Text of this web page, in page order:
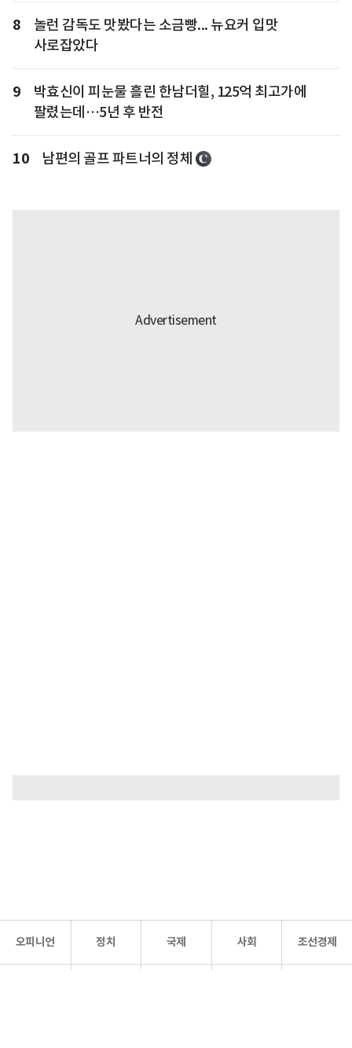
8
놀런 감독도 맛봤다는 소금빵... 뉴요커 입맛
사로잡았다
9
박효신이 피눈물 흘린 한남더힐, 125억 최고가에
팔렸는데…5년 후 반전
10 남편의 골프 파트너의 정체
오피니언 정치 국제 사회 조선경제